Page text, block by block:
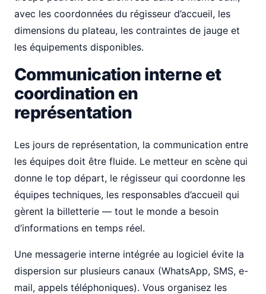
avec les coordonnées du régisseur d’accueil, les
dimensions du plateau, les contraintes de jauge et
les équipements disponibles.
Communication interne et
coordination en
représentation
Les jours de représentation, la communication entre
les équipes doit être fluide. Le metteur en scène qui
donne le top départ, le régisseur qui coordonne les
équipes techniques, les responsables d’accueil qui
gèrent la billetterie — tout le monde a besoin
d’informations en temps réel.
Une messagerie interne intégrée au logiciel évite la
dispersion sur plusieurs canaux (WhatsApp, SMS, e-
mail, appels téléphoniques). Vous organisez les